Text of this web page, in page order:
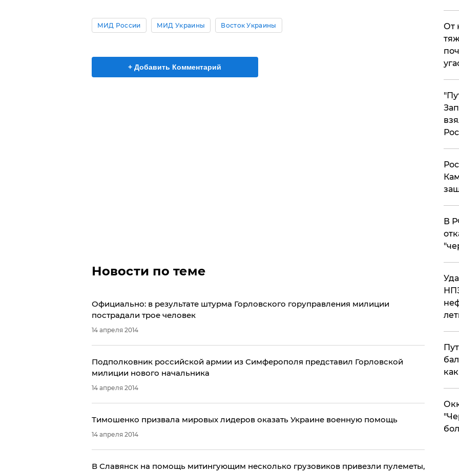
МИД России МИД Украины Восток Украины
+ Добавить Комментарий
Новости по теме
Официально: в результате штурма Горловского горуправления милиции
пострадали трое человек
14 апреля 2014
Подполковник российской армии из Симферополя представил Горловской
милиции нового начальника
14 апреля 2014
Тимошенко призвала мировых лидеров оказать Украине военную помощь
14 апреля 2014
В Славянск на помощь митингующим несколько грузовиков привезли пулеметы,
От
​В